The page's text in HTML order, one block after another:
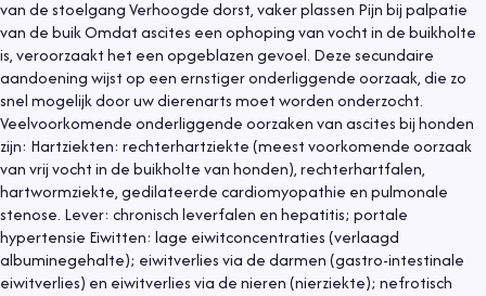
van de stoelgang Verhoogde dorst, vaker plassen Pijn bij palpatie
van de buik Omdat ascites een ophoping van vocht in de buikholte
is, veroorzaakt het een opgeblazen gevoel. Deze secundaire
aandoening wijst op een ernstiger onderliggende oorzaak, die zo
snel mogelijk door uw dierenarts moet worden onderzocht.
Veelvoorkomende onderliggende oorzaken van ascites bij honden
zijn: Hartziekten: rechterhartziekte (meest voorkomende oorzaak
van vrij vocht in de buikholte van honden), rechterhartfalen,
hartwormziekte, gedilateerde cardiomyopathie en pulmonale
stenose. Lever: chronisch leverfalen en hepatitis; portale
hypertensie Eiwitten: lage eiwitconcentraties (verlaagd
albuminegehalte); eiwitverlies via de darmen (gastro-intestinale
eiwitverlies) en eiwitverlies via de nieren (nierziekte); nefrotisch